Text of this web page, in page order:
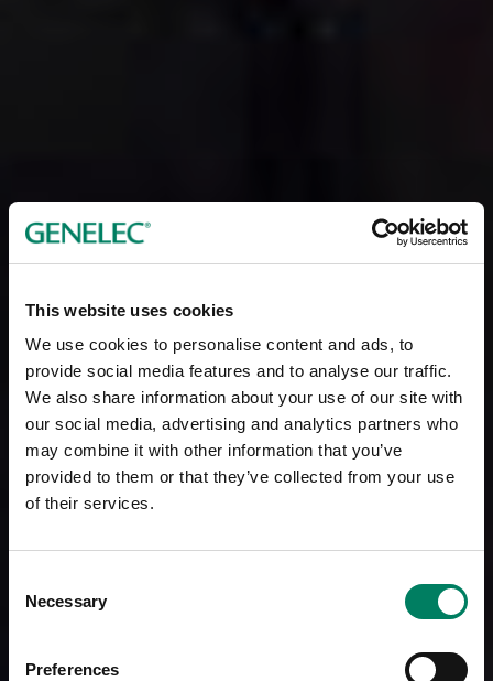
This website uses cookies
We use cookies to personalise content and ads, to
provide social media features and to analyse our traffic.
We also share information about your use of our site with
our social media, advertising and analytics partners who
may combine it with other information that you’ve
provided to them or that they’ve collected from your use
of their services.
Selection
Necessary
Preferences